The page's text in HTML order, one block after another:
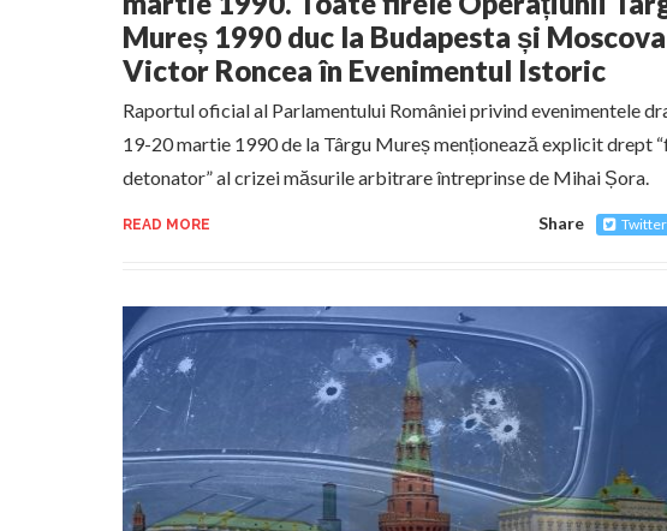
Mureș 1990 duc la Budapesta și
Victor Roncea în Evenimentul Istoric
Raportul oficial al Parlamentului României privind evenimentele
19-20 martie 1990 de la Târgu Mureș menționează explicit drept
detonator” al crizei măsurile arbitrare întreprinse de Mihai Șora.
READ MORE Share Twitter